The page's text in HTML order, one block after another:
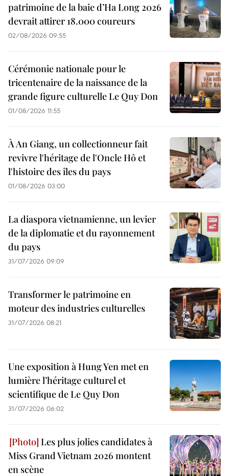
patrimoine de la baie d’Ha Long 2026
devrait attirer 18.000 coureurs
02/08/2026 09:55
Cérémonie nationale pour le
tricentenaire de la naissance de la
grande figure culturelle Le Quy Don
01/08/2026 11:55
À An Giang, un collectionneur fait
revivre l'héritage de l'Oncle Hô et
l'histoire des îles du pays
01/08/2026 03:00
La diaspora vietnamienne, un levier
de la diplomatie et du rayonnement
du pays
31/07/2026 09:09
Transformer le patrimoine en
moteur des industries culturelles
31/07/2026 08:21
Une exposition à Hung Yen met en
lumière l’héritage culturel et
scientifique de Le Quy Don
31/07/2026 06:02
Les plus jolies candidates à
Miss Grand Vietnam 2026 montent
en scène